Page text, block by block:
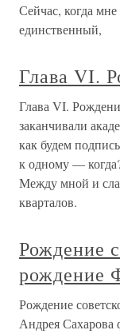
Сейчас, когда
единственный,
Глава VI.
Глава VI.
заканчивали
как будем
к одному —
Между мной и
кварталов.
Рождение
рождение
Рождение
Андрея Сахарова